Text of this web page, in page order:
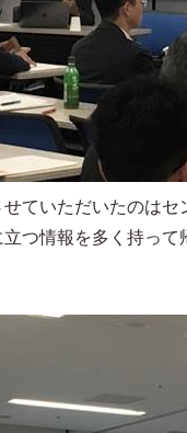
ていただいたのはセ
つ情報を多く持っ